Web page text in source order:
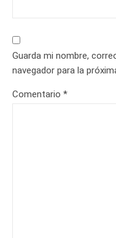
Guarda mi nombre,
navegador para la
Comentario *